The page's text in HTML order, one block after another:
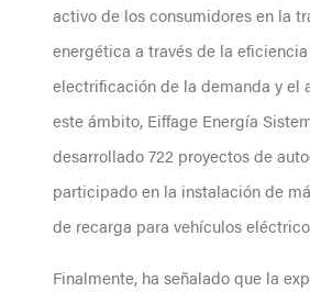
activo de los consumidores en la
energética a través de la
electrificación de la demanda y el
este ámbito, Eiffage Energía
desarrollado 722 proyectos de
participado en la instalación de
de recarga para vehículos
Finalmente, ha señalado que la